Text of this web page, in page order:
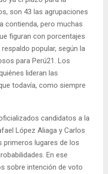
son 43 las agrupaciones
contienda, pero muchas
figuran con porcentajes
popular, según la
para Perú21. Los
lideran las
todavía, como siempre
candidatos a la
López Aliaga y Carlos
primeros lugares de los
En ese
sobre intención de voto